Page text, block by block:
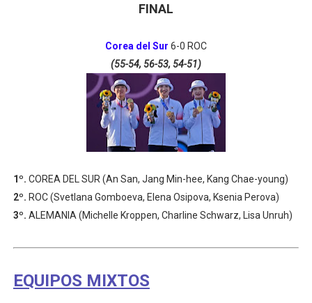
FINAL
Corea del Sur 6-0 ROC
(55-54, 56-53, 54-51)
1º. COREA DEL SUR (An San, Jang Min-hee, Kang Chae-young)
2º. ROC (Svetlana Gomboeva, Elena Osipova, Ksenia Perova)
3º. ALEMANIA (Michelle Kroppen, Charline Schwarz, Lisa Unruh)
EQUIPOS MIXTOS